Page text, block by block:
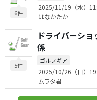
6件
2025/11/19（水）
はなかたか
5件
ドライバーシ
係
ゴルフギア
2025/10/26（日）
ムラタ君